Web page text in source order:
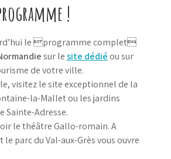
!
le programme complet
sur lesite dédié ou sur
de votre ville.
visitez le site exceptionnel de la
la-Mallet ou les jardins
Sainte-Adresse.
le théâtre Gallo-romain. A
le parc du Val-aux-Grès vous ouvre